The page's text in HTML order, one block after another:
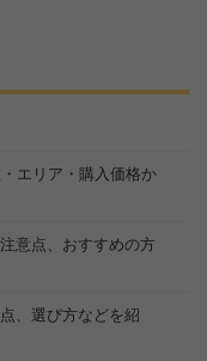
エリア・購入価格か
意点、おすすめの方
、選び方などを紹